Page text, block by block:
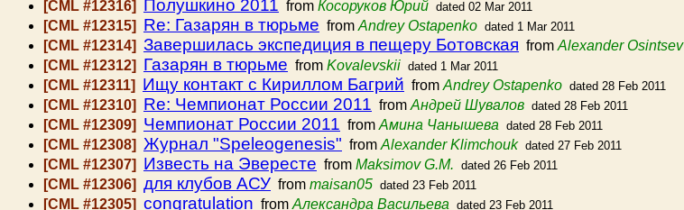
[CML #12316] Полушкино 2011 from Косоруков Юрий dated 02 Mar 2011
[CML #12315] Re: Газарян в тюрьме from Andrey Ostapenko dated 1 Mar 2011
[CML #12314] Завершилась экспедиция в пещеру Ботовская from Alexander Osintsev
[CML #12312] Газарян в тюрьме from Kovalevskii dated 1 Mar 2011
[CML #12311] Ищу контакт с Кириллом Багрий from Andrey Ostapenko dated 28 Feb 2011
[CML #12310] Re: Чемпионат России 2011 from Андрей Шувалов dated 28 Feb 2011
[CML #12309] Чемпионат России 2011 from Амина Чанышева dated 28 Feb 2011
[CML #12308] Журнал "Speleogenesis" from Alexander Klimchouk dated 27 Feb 2011
[CML #12307] Известь на Эвересте from Maksimov G.M. dated 26 Feb 2011
[CML #12306] для клубов АСУ from maisan05 dated 23 Feb 2011
[CML #12305] congratulation from Александра Васильева dated 23 Feb 2011